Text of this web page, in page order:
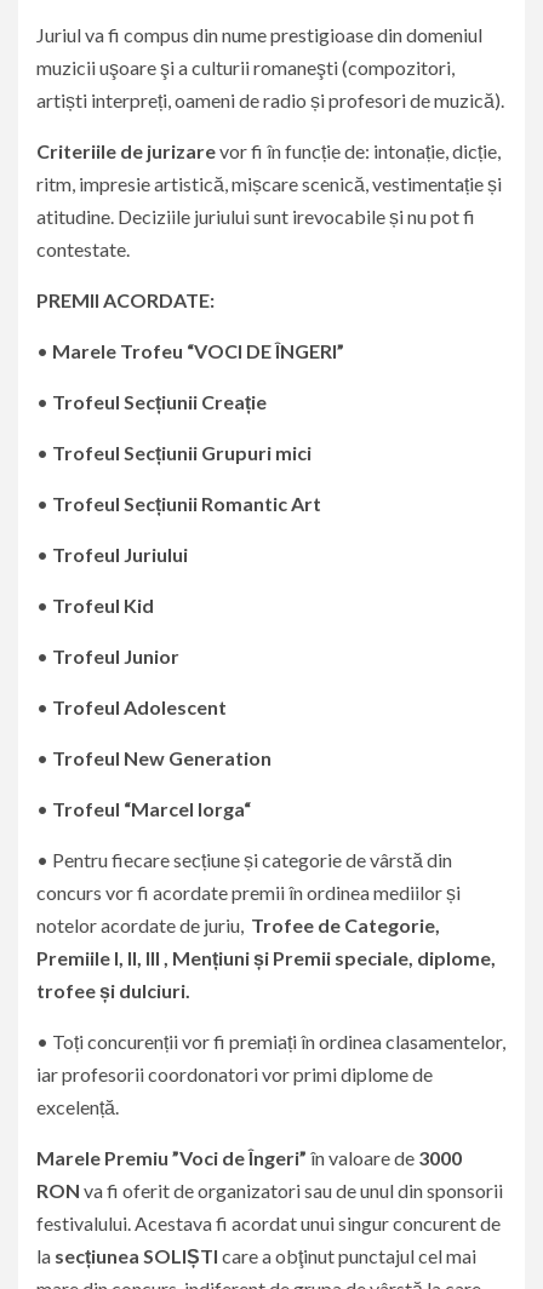
Juriul va fi compus din nume prestigioase din domeniul
muzicii uşoare şi a culturii romaneşti (compozitori,
artiști interpreți, oameni de radio și profesori de muzică).
Criteriile de jurizarevor fi în funcție de: intonație, dicție,
ritm, impresie artistică, mișcare scenică, vestimentație și
atitudine. Deciziile juriului sunt irevocabile și nu pot fi
contestate.
PREMII ACORDATE:
• Marele Trofeu “VOCI DE ÎNGERI”
• Trofeul Secțiunii Creație
• Trofeul Secțiunii Grupuri mici
• Trofeul Secțiunii Romantic Art
• Trofeul Juriului
• Trofeul Kid
• Trofeul Junior
• Trofeul Adolescent
• Trofeul New Generation
• Trofeul “Marcel Iorga“
• Pentru fiecare secțiune și categorie de vârstă din
concurs vor fi acordate premii în ordinea mediilor și
notelor acordate de juriu, Trofee de Categorie,
Premiile I, II, III , Mențiuni și Premii speciale, diplome,
trofee și dulciuri.
• Toți concurenții vor fi premiați în ordinea clasamentelor,
iar profesorii coordonatori vor primi diplome de
excelență.
Marele Premiu ”Voci de Îngeri” în valoare de 3000
RON va fi oferit de organizatori sau de unul din sponsorii
festivalului. Acestava fi acordat unui singur concurent de
la secțiunea SOLIȘTI care a obţinut punctajul cel mai